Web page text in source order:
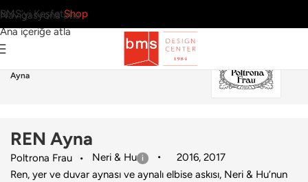
Navigasyona atla
Ana içeriğe atla
BMS’yi KeşfetShop
Poltrona Frau ›REN
Ayna
REN Ayna
Poltrona Frau Neri & Hu 2016,2017
Ren, yer ve duvar aynası ve aynalı elbise askısı, Neri & Hu’nun